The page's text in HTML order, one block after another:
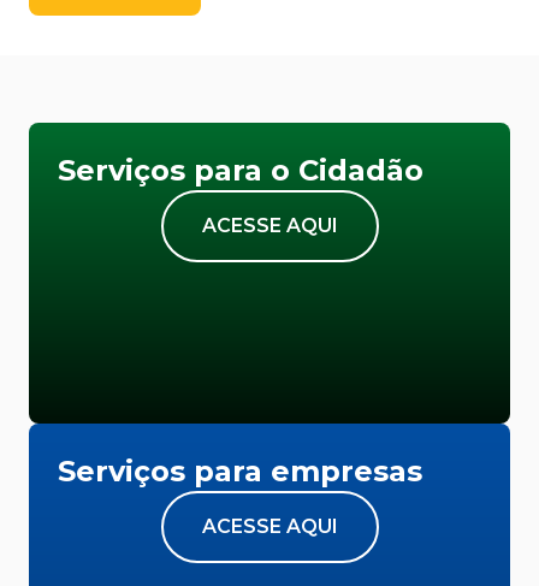
Serviços para o Cidadão
ACESSE AQUI
Serviços para empresas
ACESSE AQUI